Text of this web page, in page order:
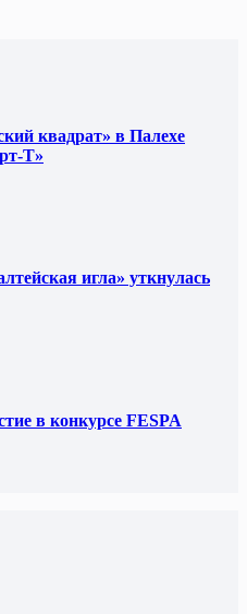
квадрат» в Палехе
Т»
игла» уткнулась
в конкурсе FESPA